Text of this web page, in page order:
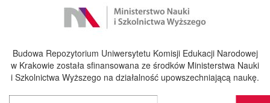
Budowa Repozytorium Uniwersytetu Komisji Edukacji Narodowej
w Krakowie została sfinansowana ze środków Ministerstwa Nauki
i Szkolnictwa Wyższego na działalność upowszechniającą naukę.